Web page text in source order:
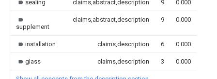
sealing claims,abstract,description 9 0.000
supplement
claims,abstract,description 9 0.000
installation claims,description 6 0.000
glass claims,description 3 0.000